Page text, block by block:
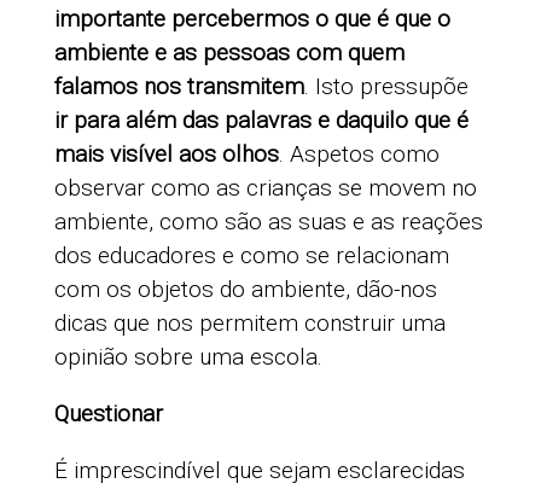
importante percebermos o que é que o
ambiente e as pessoas com quem
falamos nos transmitem. Isto pressupõe
ir para além das palavras e daquilo que é
mais visível aos olhos. Aspetos como
observar como as crianças se movem no
ambiente, como são as suas e as reações
dos educadores e como se relacionam
com os objetos do ambiente, dão-nos
dicas que nos permitem construir uma
opinião sobre uma escola.
Questionar
É imprescindível que sejam esclarecidas